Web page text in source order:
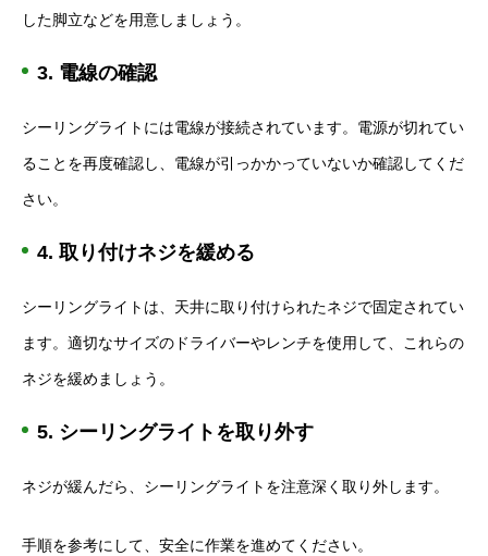
した脚立などを用意しましょう。
3. 電線の確認
シーリングライトには電線が接続されています。電源が切れてい
ることを再度確認し、電線が引っかかっていないか確認してくだ
さい。
4. 取り付けネジを緩める
シーリングライトは、天井に取り付けられたネジで固定されてい
ます。適切なサイズのドライバーやレンチを使用して、これらの
ネジを緩めましょう。
5. シーリングライトを取り外す
ネジが緩んだら、シーリングライトを注意深く取り外します。
手順を参考にして、安全に作業を進めてください。